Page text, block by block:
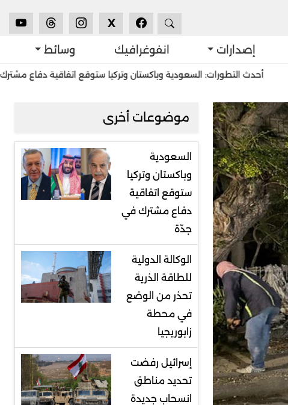
X
إصدارات انفوغرافيك وسائط
التطورات: السعودية وباكستان وتركيا ستوقع اتفاقية دفاع مشترك في جدّة
موضوعات أخرى
السعودية
وباكستان وتركيا
ستوقع اتفاقية
دفاع مشترك في
جدّة
الوكالة الدولية
للطاقة الذرية
تحذر من الوضع
في محطة
زابوريجيا
إسرائيل رفضت
تحديد مناطق
انسحاب جديدة